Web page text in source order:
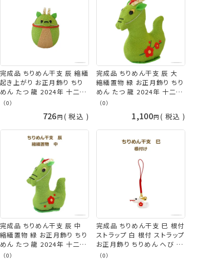
完成品 ちりめん干支 辰 縮緬
起き上がり お正月飾り ちり
めん たつ 龍 2024年 十二支
縁起物 ぬいぐるみ 手芸の山
（0）
726 税込
完成品 ちりめん干支 辰 大
縮緬置物 緑 お正月飾り ちり
めん たつ 龍 2024年 十二支
縁起物 ぬいぐるみ 手芸の山
（0）
1,100 税込
完成品 ちりめん干支 辰 中
縮緬置物 緑 お正月飾り ちり
めん たつ 龍 2024年 十二支
縁起物 ぬいぐるみ 手芸の山
（0）
完成品 ちりめん干支 巳 根付
ストラップ 白 根付 ストラップ
お正月飾り ちりめん へび 蛇
2025年 十二支 縁起物 ぬい
（0）